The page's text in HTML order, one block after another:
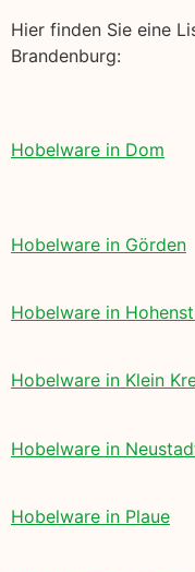
Hier finden Sie eine
Brandenburg:
Hobelware in Dom
Hobelware in Görden
Hobelware in
Hobelware in Klein
Hobelware in
Hobelware in Plaue